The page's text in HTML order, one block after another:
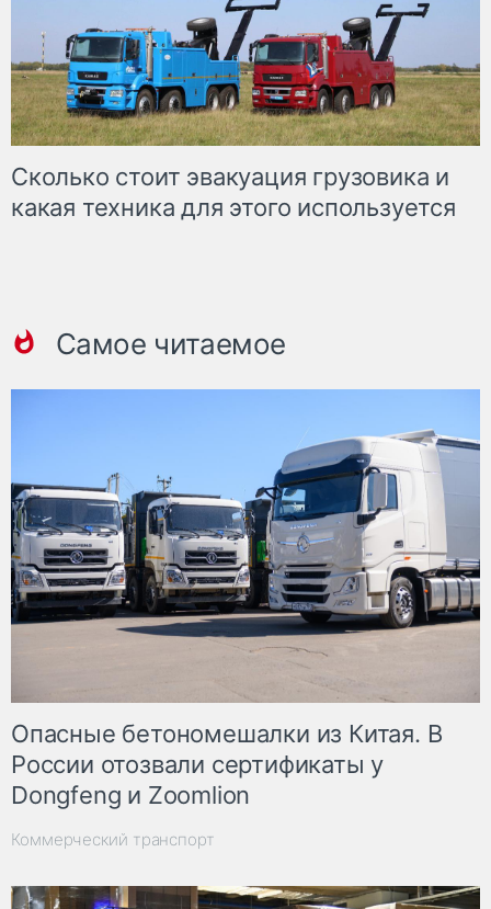
Сколько стоит эвакуация грузовика и
какая техника для этого используется
Самое читаемое
Опасные бетономешалки из Китая. В
России отозвали сертификаты у
Dongfeng и Zoomlion
Коммерческий транспорт